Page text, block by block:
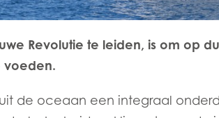
Revolutie te leiden, is om op
voeden.
de oceaan een integraal